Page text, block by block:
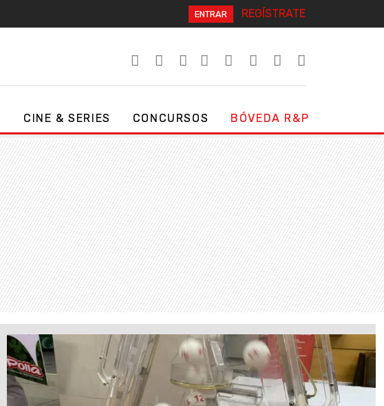
ENTRAR REGÍSTRATE
CINE & SERIES CONCURSOS BÓVEDA R&P